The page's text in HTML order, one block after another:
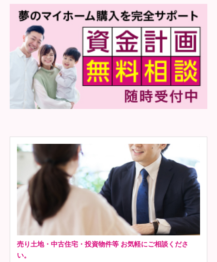
売り土地・中古住宅・投資物件等 お気軽にご相談くださ
い。